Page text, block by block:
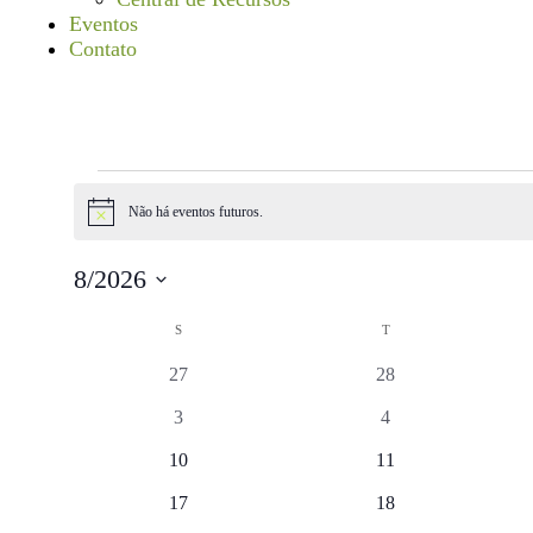
Eventos
Contato
Notice Não há eventos futuros.
8/2026
Calendárior
S T
0
27
0
28
0
3
0
4
010
011
017
018